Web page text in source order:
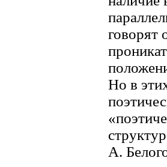
говорят
Но в
А.